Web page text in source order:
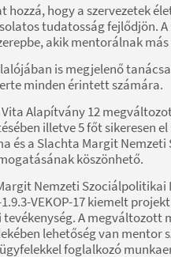
hozzá, hogy a szervezetek
tudatosság fejlődjön.
akik mentorálnak
is megjelenő
minden érintett számára.
Alapítvány 12
illetve 5 főt sikeresen
és a Slachta Margit
köszönhető.
Nemzeti
VEKOP-17 kiemelt
A megváltozott
lehetőség van
foglalkozó